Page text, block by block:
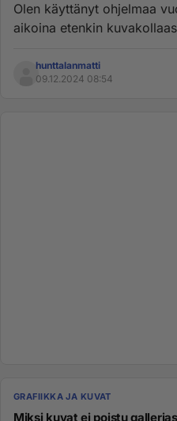
Olen käyttänyt ohjelmaa
aikoina etenkin
hunttalanmatti
09.12.2024 08:54
GRAFIIKKA JA KUVAT
Miksi kuvat ei poistu